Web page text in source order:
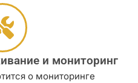
и мониторинг
о мониторинге